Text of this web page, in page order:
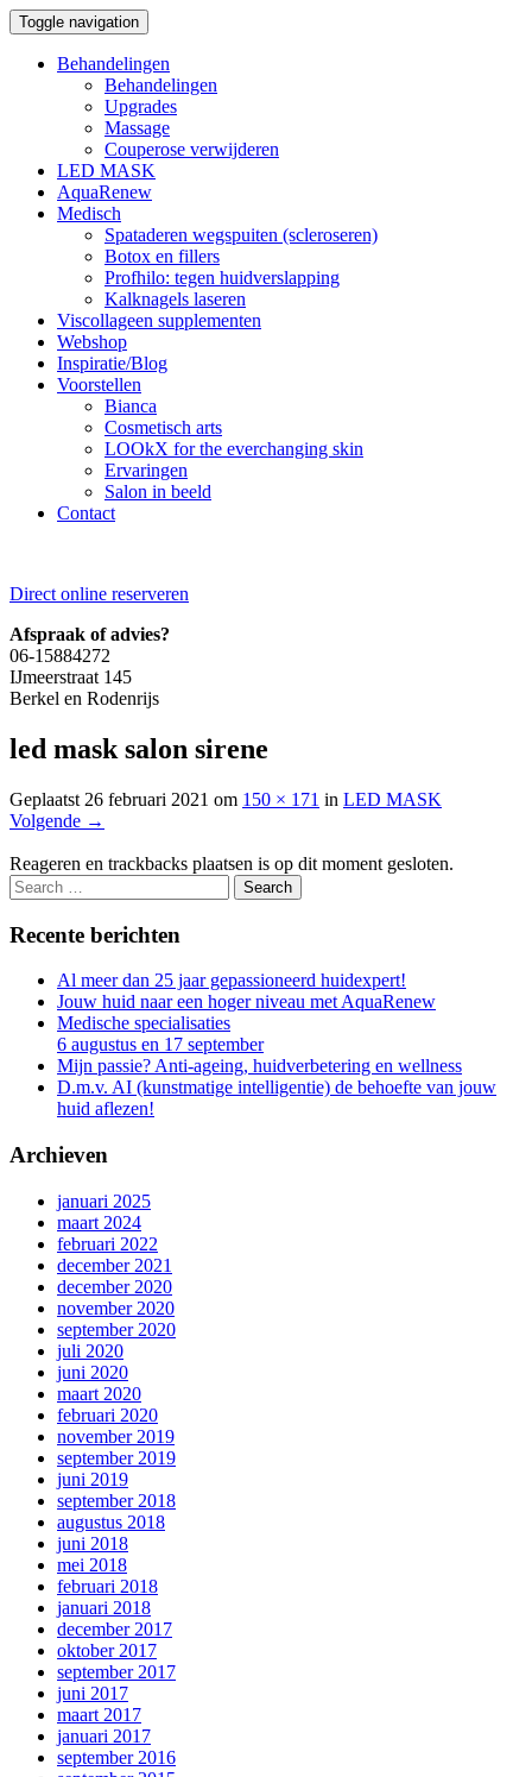
Toggle navigation
Behandelingen
Behandelingen
Upgrades
Massage
Couperose verwijderen
LED MASK
AquaRenew
Medisch
Spataderen wegspuiten (scleroseren)
Botox en fillers
Profhilo: tegen huidverslapping
Kalknagels laseren
Viscollageen supplementen
Webshop
Inspiratie/Blog
Voorstellen
Bianca
Cosmetisch arts
LOOkX for the everchanging skin
Ervaringen
Salon in beeld
Contact
Direct online reserveren
Afspraak of advies?
06-15884272
IJmeerstraat 145
Berkel en Rodenrijs
led mask salon sirene
Geplaatst 26 februari 2021 om 150 × 171 in LED MASK
Volgende →
Reageren en trackbacks plaatsen is op dit moment gesloten.
Recente berichten
Al meer dan 25 jaar gepassioneerd huidexpert!
Jouw huid naar een hoger niveau met AquaRenew
Medische specialisaties
6 augustus en 17 september
Mijn passie? Anti-ageing, huidverbetering en wellness
D.m.v. AI (kunstmatige intelligentie) de behoefte van jouw
huid aflezen!
Archieven
januari 2025
maart 2024
februari 2022
december 2021
december 2020
november 2020
september 2020
juli 2020
juni 2020
maart 2020
februari 2020
november 2019
september 2019
juni 2019
september 2018
augustus 2018
juni 2018
mei 2018
februari 2018
januari 2018
december 2017
oktober 2017
september 2017
juni 2017
maart 2017
januari 2017
september 2016